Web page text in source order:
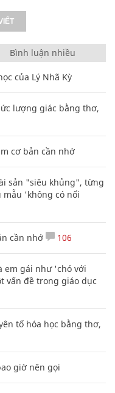
Bình luận nhiều
của Lý Nhã Kỳ
lượng giác bằng thơ,
cơ bản cần nhớ
sản "siêu khủng", từng
mẫu 'không có nổi
cần nhớ 106
em gái như 'chó với
vấn đề trong giáo dục
tố hóa học bằng thơ,
giờ nên gọi